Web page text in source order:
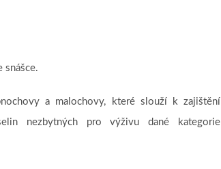
snášce.
a malochovy, které slouží k zajištění
nezbytných pro výživu dané kategorie